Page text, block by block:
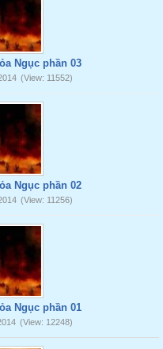
Ngục phần 03
(View: 11552)
Ngục phần 02
(View: 11256)
Ngục phần 01
(View: 12248)